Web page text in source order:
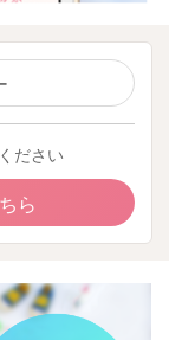
ださい
ら